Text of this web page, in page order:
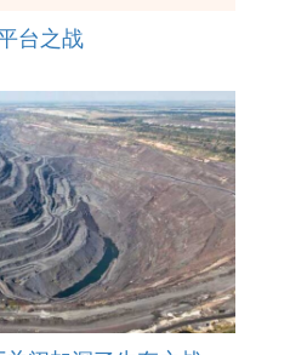
台之战